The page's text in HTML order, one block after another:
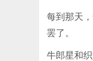
每到那天
罢了。
牛郎星和